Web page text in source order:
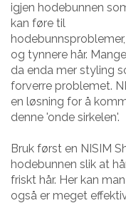
igjen hodebunnen
kan føre til
og tynnere hår.
da enda mer styling
forverre problemet.
en løsning for å
denne 'onde sirkelen'.
Bruk først en NISIM
hodebunnen slik at
friskt hår. Her kan
også er meget